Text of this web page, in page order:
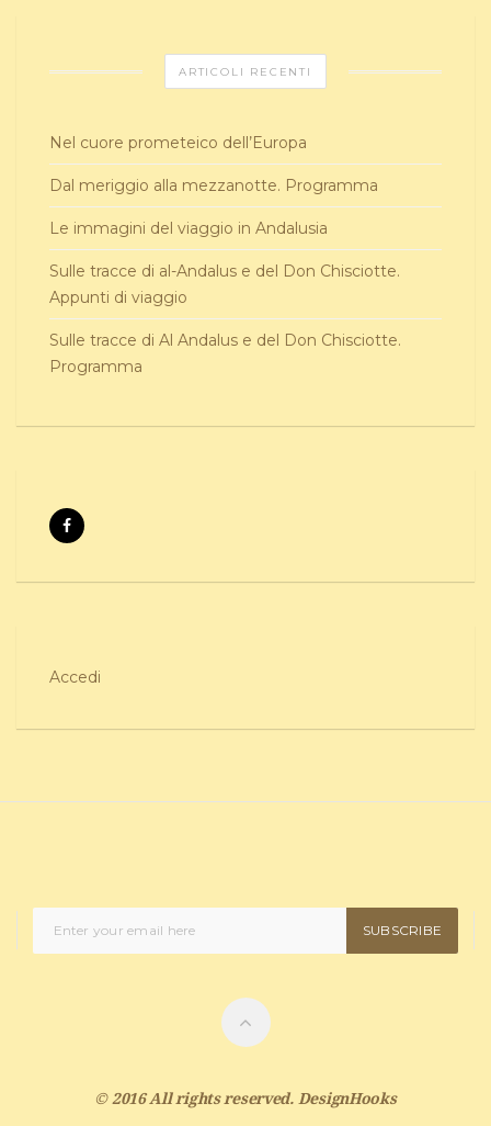
ARTICOLI RECENTI
Nel cuore prometeico dell’Europa
Dal meriggio alla mezzanotte. Programma
Le immagini del viaggio in Andalusia
Sulle tracce di al-Andalus e del Don Chisciotte.
Appunti di viaggio
Sulle tracce di Al Andalus e del Don Chisciotte.
Programma
Accedi
SUBSCRIBE
© 2016 All rights reserved. DesignHooks